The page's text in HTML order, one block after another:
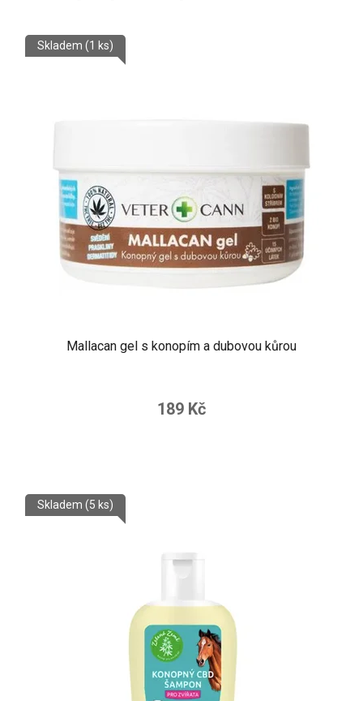
Mallacan gel s konopím a dubovou kůrou
Skladem (1 ks)
189 Kč
Skladem (5 ks)